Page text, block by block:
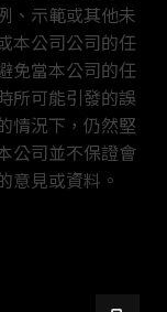
、示範或其他未
本公司公司的任
免當本公司的任
所可能引發的誤
情況下，仍然堅
公司並不保證會
意見或資料。